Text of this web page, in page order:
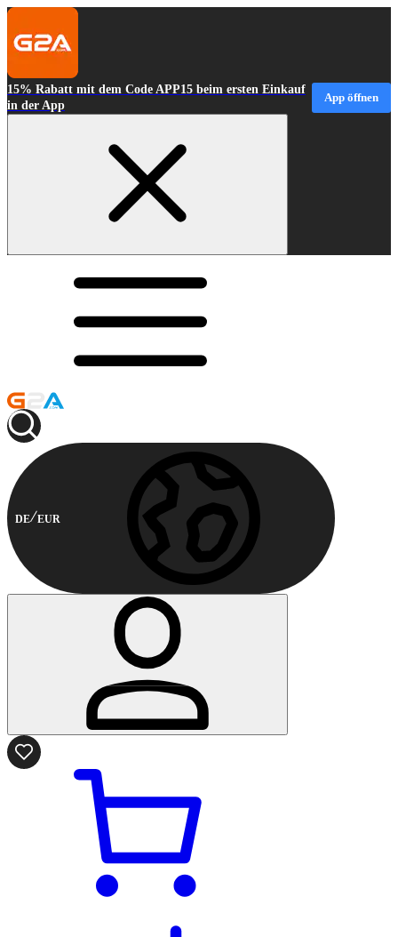
15% Rabatt mit dem Code APP15 beim ersten Einkauf
in der App
App öffnen
DE EUR